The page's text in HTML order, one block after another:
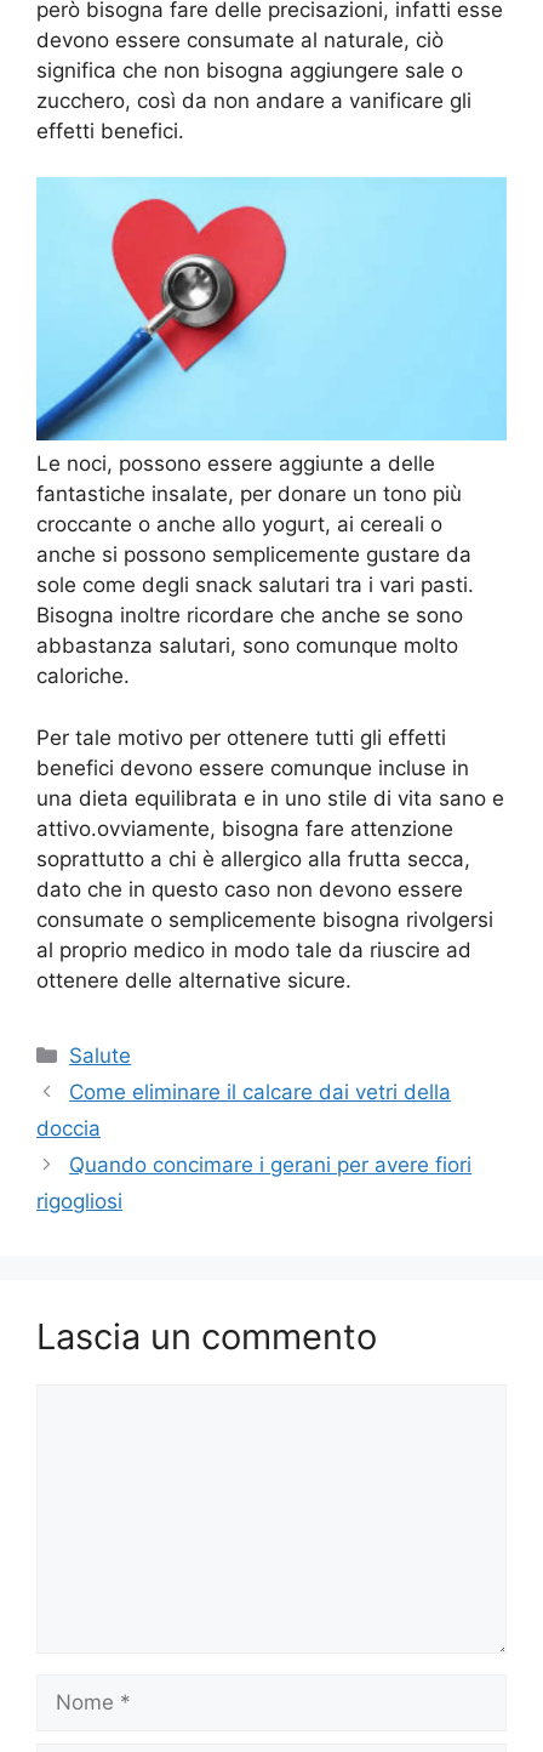
però bisogna fare delle precisazioni, infatti esse
devono essere consumate al naturale, ciò
significa che non bisogna aggiungere sale o
zucchero, così da non andare a vanificare gli
effetti benefici.
Le noci, possono essere aggiunte a delle
fantastiche insalate, per donare un tono più
croccante o anche allo yogurt, ai cereali o
anche si possono semplicemente gustare da
sole come degli snack salutari tra i vari pasti.
Bisogna inoltre ricordare che anche se sono
abbastanza salutari, sono comunque molto
caloriche.
Per tale motivo per ottenere tutti gli effetti
benefici devono essere comunque incluse in
una dieta equilibrata e in uno stile di vita sano e
attivo.ovviamente, bisogna fare attenzione
soprattutto a chi è allergico alla frutta secca,
dato che in questo caso non devono essere
consumate o semplicemente bisogna rivolgersi
al proprio medico in modo tale da riuscire ad
ottenere delle alternative sicure.
Categorie
Salute
Come eliminare il calcare dai vetri della
doccia
Quando concimare i gerani per avere fiori
rigogliosi
Lascia un commento